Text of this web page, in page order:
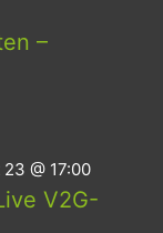
–
@ 17:00
V2G-